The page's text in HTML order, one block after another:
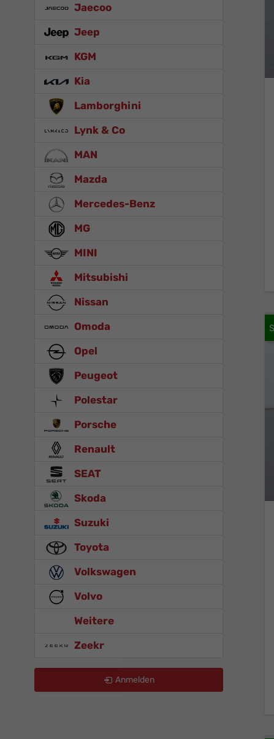
Jaecoo
Jeep
KGM
Kia
Lamborghini
Lynk & Co
MAN
Mazda
Mercedes-Benz
MG
MINI
Mitsubishi
Nissan
Omoda
Opel
Peugeot
Polestar
Porsche
Renault
SEAT
Skoda
Suzuki
Toyota
Volkswagen
Volvo
Weitere
Zeekr
Anmelden